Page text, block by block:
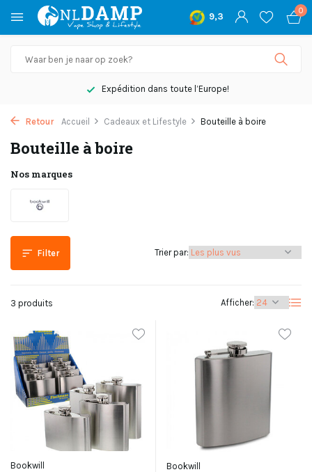
9,3
0
Expédition dans toute l’Europe!
Retour Accueil Cadeaux et Lifestyle Bouteille à boire
Bouteille à boire
Nos marques
Filter
3 produits Afficher:
Trier par:
Bookwill Bookwill